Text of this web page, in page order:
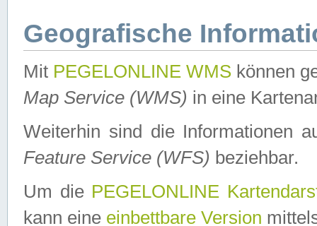
Geografische
Mit PEGELONLINE WMS können
Map Service (WMS) in eine
Weiterhin sind die Informationen
Feature Service (WFS) beziehbar.
Um die PEGELONLINE
kann eine einbettbare Version